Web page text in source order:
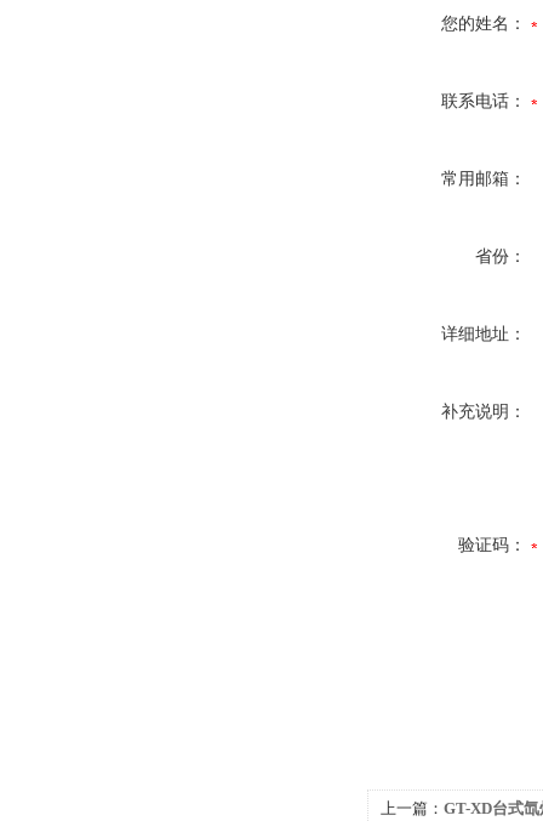
您的姓名：
联系电话：
常用邮箱：
省份：
详细地址：
补充说明：
验证码：
上一篇： GT-XD台式